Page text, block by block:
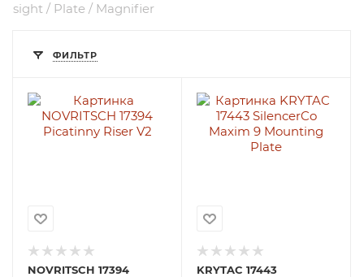
sight / Plate / Magnifier
ФИЛЬТР
NOVRITSCH 17394
KRYTAC 17443